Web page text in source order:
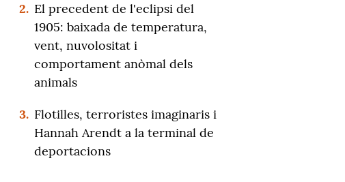
2. El precedent de l'eclipsi del
1905: baixada de temperatura,
vent, nuvolositat i
comportament anòmal dels
animals
3. Flotilles, terroristes imaginaris i
Hannah Arendt a la terminal de
deportacions